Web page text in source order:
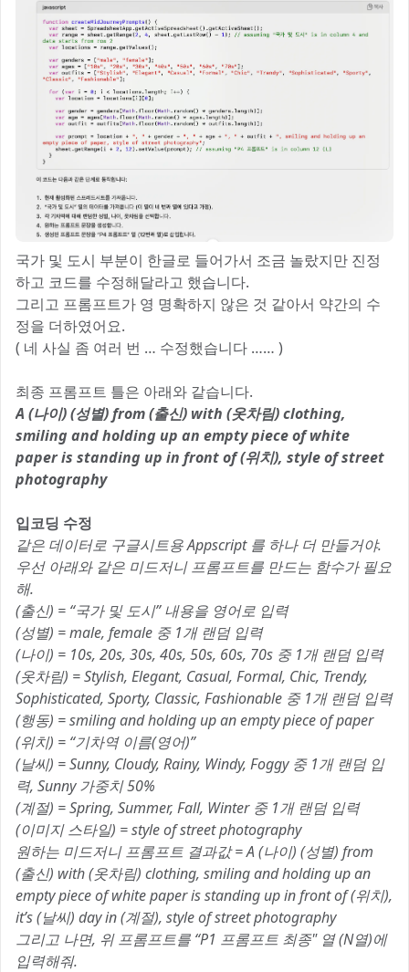
국가 및 도시 부분이 한글로 들어가서 조금 놀랐지만 진정
하고 코드를 수정해달라고 했습니다.
그리고 프롬프트가 영 명확하지 않은 것 같아서 약간의 수
정을 더하였어요.
( 네 사실 좀 여러 번 … 수정했습니다 …… )
최종 프롬프트 틀은 아래와 같습니다.
A (나이) (성별) from (출신) with (옷차림) clothing,
smiling and holding up an empty piece of white
paper is standing up in front of (위치), style of street
photography
입코딩 수정
같은 데이터로 구글시트용 Appscript 를 하나 더 만들거야.
우선 아래와 같은 미드저니 프롬프트를 만드는 함수가 필요
해.
(출신) = “국가 및 도시” 내용을 영어로 입력
(성별) = male, female 중 1개 랜덤 입력
(나이) = 10s, 20s, 30s, 40s, 50s, 60s, 70s 중 1개 랜덤 입력
(옷차림) = Stylish, Elegant, Casual, Formal, Chic, Trendy,
Sophisticated, Sporty, Classic, Fashionable 중 1개 랜덤 입력
(행동) = smiling and holding up an empty piece of paper
(위치) = “기차역 이름(영어)”
(날씨) = Sunny, Cloudy, Rainy, Windy, Foggy 중 1개 랜덤 입
력, Sunny 가중치 50%
(계절) = Spring, Summer, Fall, Winter 중 1개 랜덤 입력
(이미지 스타일) = style of street photography
원하는 미드저니 프롬프트 결과값 = A (나이) (성별) from
(출신) with (옷차림) clothing, smiling and holding up an
empty piece of white paper is standing up in front of (위치),
it’s (날씨) day in (계절), style of street photography
그리고 나면, 위 프롬프트를 “P1 프롬프트 최종" 열 (N열)에
입력해줘.